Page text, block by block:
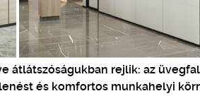
átlátszóságukban rejlik: az
és komfortos munkahelyi